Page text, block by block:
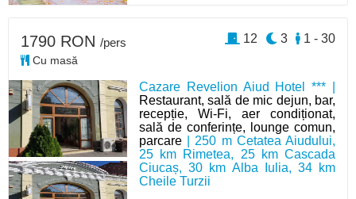
Cazare Revelion Aiud Hotel *** |
Restaurant, sală de mic dejun, bar,
recepție, Wi-Fi, aer condiționat,
sală de conferințe, lounge comun,
parcare | 250 m Cetatea Aiudului,
25 km Rimetea, 25 km Cascada
Ciucaș, 30 km Alba Iulia, 34 km
Cheile Turzii
1790 RON /pers
Cu masă
1 - 30
3
12